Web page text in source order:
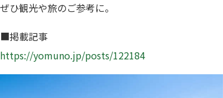
ぜひ観光や旅のご参考に。
■掲載記事
https://yomuno.jp/posts/122184